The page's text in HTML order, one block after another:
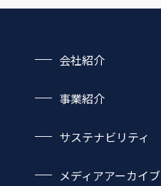
会社紹介
社長あいさつ
ネットワーク
事業紹介
取扱製品一覧
事業領域
サステナビリティ
環境 メディアアーカイブ